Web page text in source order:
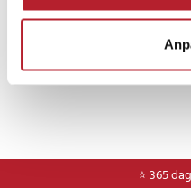
⭐ 365